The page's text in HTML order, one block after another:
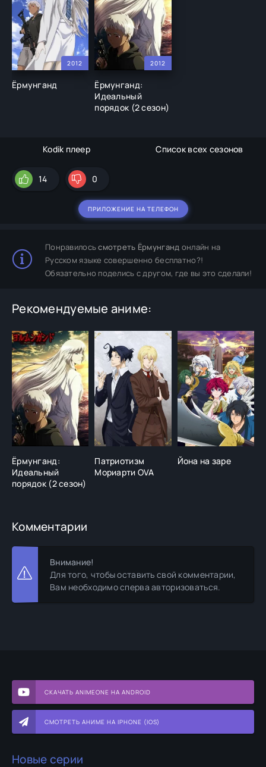
СКАЧАТЬ ANIMEONE НА ANDROID
СМОТРЕТЬ АНИМЕ НА IPHONE (IOS)
Новые серии
2012
Ёрмунганд
2012
Ёрмунганд:
Идеальный
порядок (2 сезон)
Kodik плеер Список всех сезонов
14 0
ПРИЛОЖЕНИЕ НА ТЕЛЕФОН
Понравилосьсмотреть Ёрмунганд онлайн на
Русском языке совершенно бесплатно?!
Обязательно поделись с другом, где вы это сделали!
Рекомендуемые аниме:
Ёрмунганд:
Идеальный
порядок (2 сезон)
Патриотизм
Мориарти OVA
Йона на заре
Комментарии
Внимание!
Для того, чтобы оставить свой комментарии,
Вам необходимо сперва авторизоваться.